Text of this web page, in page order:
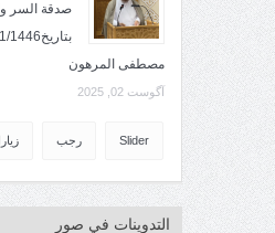
صدقة السر
مصطفى المرهون
آگوست 02, 2025
Slider رجب
التدوينات في صور